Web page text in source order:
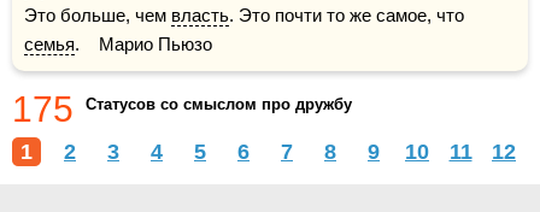
Это больше, чем власть
семья.    Марио Пьюзо
175 Статусов со смыслом про дружбу
1 2 3 4 5 6 7 8 9 10 11 12